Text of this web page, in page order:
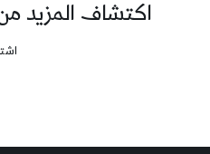
اكتشاف المزيد